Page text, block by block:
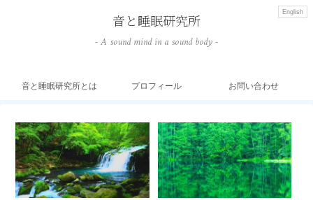
English
音と睡眠研究所
- A sound mind in a sound body -
音と睡眠研究所とは プロフィール お問い合わせ